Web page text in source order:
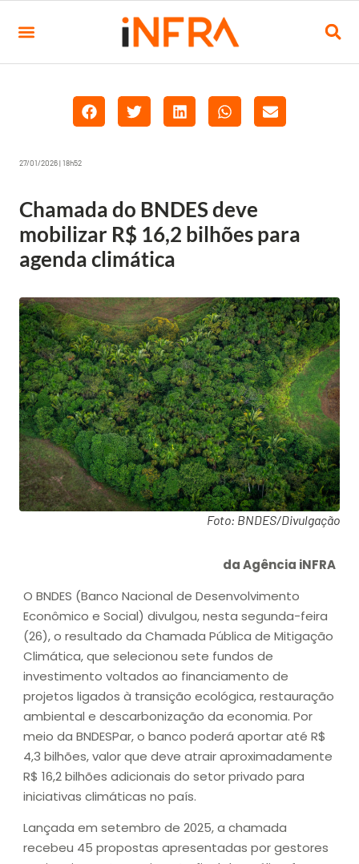
27/01/2026 | 18h52
Chamada do BNDES deve
mobilizar R$ 16,2 bilhões para
agenda climática
Foto: BNDES/Divulgação
da Agência iNFRA
O BNDES (Banco Nacional de Desenvolvimento
Econômico e Social) divulgou, nesta segunda-feira
(26), o resultado da Chamada Pública de Mitigação
Climática, que selecionou sete fundos de
investimento voltados ao financiamento de
projetos ligados à transição ecológica, restauração
ambiental e descarbonização da economia. Por
meio da BNDESPar, o banco poderá aportar até R$
4,3 bilhões, valor que deve atrair aproximadamente
R$ 16,2 bilhões adicionais do setor privado para
iniciativas climáticas no país.
Lançada em setembro de 2025, a chamada
recebeu 45 propostas apresentadas por gestores